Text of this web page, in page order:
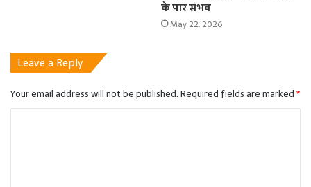
के पार संभव
May 22, 2026
Leave a Reply
Your email address will not be published.Required fields are marked*